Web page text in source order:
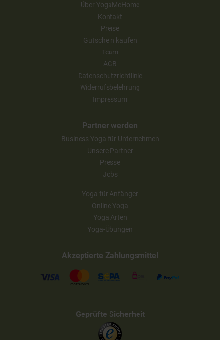
Über YogaMeHome
Kontakt
Preise
Gutschein kaufen
Team
AGB
Datenschutzrichtlinie
Widerrufsbelehrung
Impressum
Partner werden
Business Yoga für Unternehmen
Unsere Partner
Presse
Jobs
Yoga für Anfänger
Online Yoga
Yoga Arten
Yoga-Übungen
Akzeptierte Zahlungsmittel
Geprüfte Sicherheit